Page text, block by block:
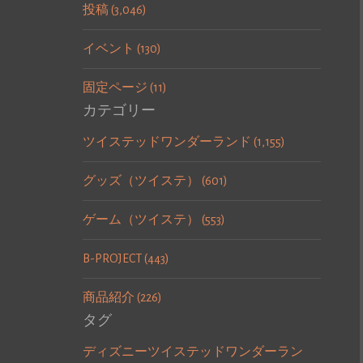
投稿 (3,046)
イベント (130)
固定ページ (11)
カテゴリー
ツイステッドワンダーランド (1,155)
グッズ（ツイステ） (601)
ゲーム（ツイステ） (553)
B-PROJECT (443)
商品紹介 (226)
タグ
ディズニーツイステッドワンダーラン